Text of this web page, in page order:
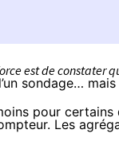
est de constater
sondage… mais
pour
Les